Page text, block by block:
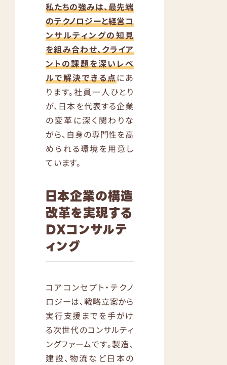
私たちの強みは、最先端
のテクノロジーと経営コ
ンサルティングの知見
を組み合わせ、クライア
ントの課題を深いレベ
ルで解決できる点にあ
ります。社員一人ひとり
が、日本を代表する企業
の変革に深く関わりな
がら、自身の専門性を高
められる環境を用意し
ています。
日本企業の構造
改革を実現する
DXコンサルテ
ィング
コアコンセプト・テクノ
ロジーは、戦略立案から
実行支援までを手がけ
る次世代のコンサルティ
ングファームです。製造、
建設、物流など日本の